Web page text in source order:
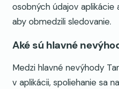
osobných údajov aplikácie
aby obmedzili sledovanie.
Aké sú hlavné
Medzi hlavné nevýhody
v aplikácii, spoliehanie sa